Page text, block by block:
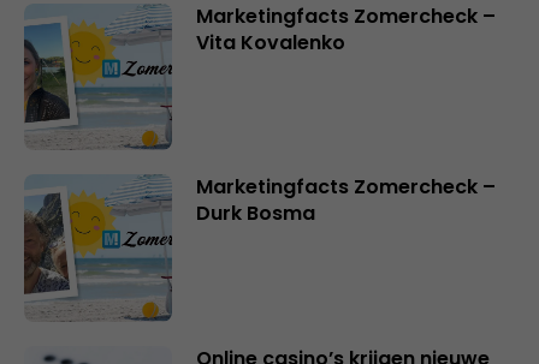
Marketingfacts Zomercheck –
Vita Kovalenko
Marketingfacts Zomercheck –
Durk Bosma